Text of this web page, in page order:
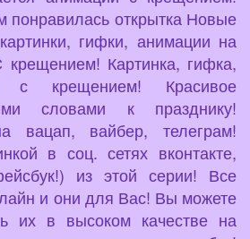
понравилась открытка Новые
гифки, анимации на
Картинка, гифка,
с крещением! Красивое
словами к празднику!
вацап, вайбер, телеграм!
в соц. сетях вконтакте,
из этой серии! Все
и они для Вас! Вы можете
их в высоком качестве на